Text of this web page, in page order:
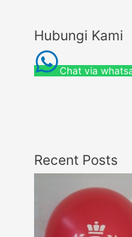
Hubungi Kami
Chat via
Recent Posts